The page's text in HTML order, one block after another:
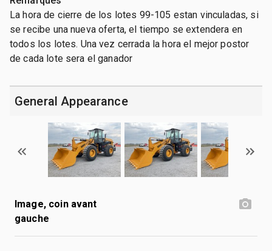
La hora de cierre de los lotes 99-105 estan vinculadas, si
se recibe una nueva oferta, el tiempo se extendera en
todos los lotes. Una vez cerrada la hora el mejor postor
de cada lote sera el ganador
General Appearance
Image, coin avant
gauche